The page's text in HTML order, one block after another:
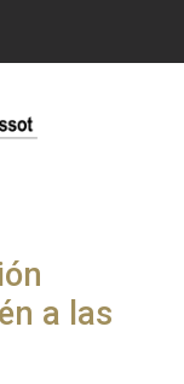
a las